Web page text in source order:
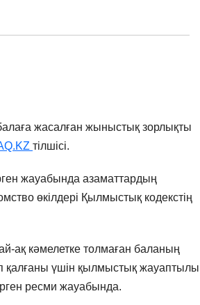
жасалған жыныстық зорлықты
тілшісі.
жауабында азаматтардың
өкілдері Қылмыстық кодекстің
ақ кәмелетке толмаған баланың
қалғаны үшін қылмыстық
ресми жауабында.